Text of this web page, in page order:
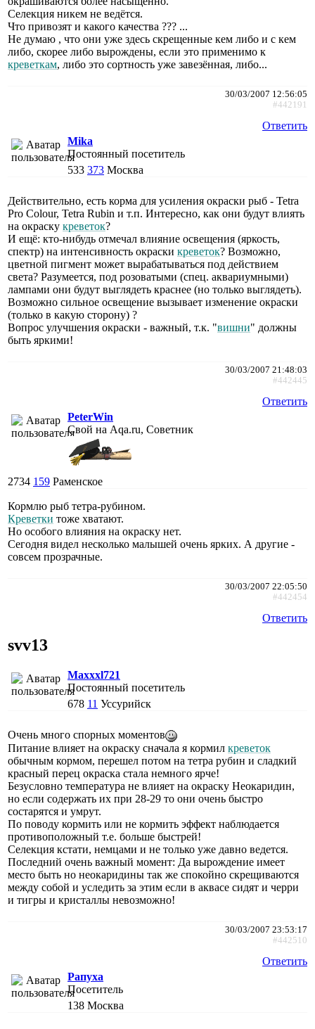
Селекция никем не ведётся.
Что привозят и какого качества ??? ...
Не думаю , что они уже здесь скрещенные кем либо и с кем
либо, скорее либо вырождены, если это применимо к
креветкам, либо это сортность уже завезённая, либо...
30/03/2007 12:56:05
#442191
Ответить
Mika
Постоянный посетитель
533 373 Москва
Действительно, есть корма для усиления окраски рыб - Tetra
Pro Colour, Tetra Rubin и т.п. Интересно, как они будут влиять
на окраску креветок?
И ещё: кто-нибудь отмечал влияние освещения (яркость,
спектр) на интенсивность окраски креветок? Возможно,
цветной пигмент может вырабатываться под действием
света? Разумеется, под розоватыми (спец. аквариумными)
лампами они будут выглядеть краснее (но только выглядеть).
Возможно сильное освещение вызывает изменение окраски
(только в какую сторону) ?
Вопрос улучшения окраски - важный, т.к. "вишни" должны
быть яркими!
30/03/2007 21:48:03
#442445
Ответить
PeterWin
Свой на Aqa.ru, Советник
2734 159 Раменское
Кормлю рыб тетра-рубином.
Креветки тоже хватают.
Но особого влияния на окраску нет.
Сегодня видел несколько малышей очень ярких. А другие -
совсем прозрачные.
30/03/2007 22:05:50
#442454
Ответить
svv13
Maxxxl721
Постоянный посетитель
678 11 Уссурийск
Очень много спорных моментов
Питание влияет на окраску сначала я кормил креветок
обычным кормом, перешел потом на тетра рубин и сладкий
красный перец окраска стала немного ярче!
Безусловно температура не влияет на окраску Неокаридин,
но если содержать их при 28-29 то они очень быстро
состарятся и умрут.
По поводу кормить или не кормить эффект наблюдается
противоположный т.е. больше быстрей!
Селекция кстати, немцами и не только уже давно ведется.
Последний очень важный момент: Да вырождение имеет
место быть но неокаридины так же спокойно скрещиваются
между собой и уследить за этим если в аквасе сидят и черри
и тигры и кристаллы невозможно!
30/03/2007 23:53:17
#442510
Ответить
Рапуха
Посетитель
138 Москва